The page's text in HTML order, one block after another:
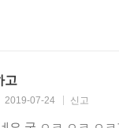
고
2019-07-24 신고